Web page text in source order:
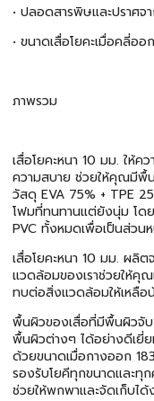
• ปลอดสารพิษและปราศจ
• ขนาดเสื่อโยคะเมื่อคลี่อ
ภาพรวม
เสื่อโยคะหนา 10 มม. ให้ค
ความสบาย ช่วยให้คุณมีพื้
วัสดุ EVA 75% + TPE
โฟมที่ทนทานแต่ยังนุ่ม โด
PVC ทั้งหมดเพื่อเป็นส่วน
เสื่อโยคะหนา 10 มม. ผลิ
แวดล้อมของเราช่วยให้
ทบต่อสิ่งแวดล้อมให้เหลื
พื้นผิวของเสื่อที่มีพื้นผิวจับ
พื้นผิวต่างๆ ได้อย่างดีเยี่
ด้วยขนาดเมื่อกางออก
รองรับโยคีทุกขนาดและทุ
ช่วยให้พกพาและจัดเก็บได้